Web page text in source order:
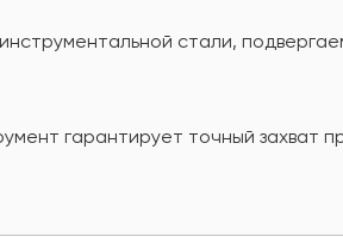
стали,
гарантирует точный захват